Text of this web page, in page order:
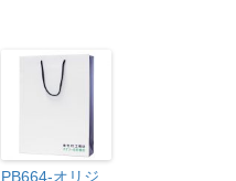
PB664-オリジ